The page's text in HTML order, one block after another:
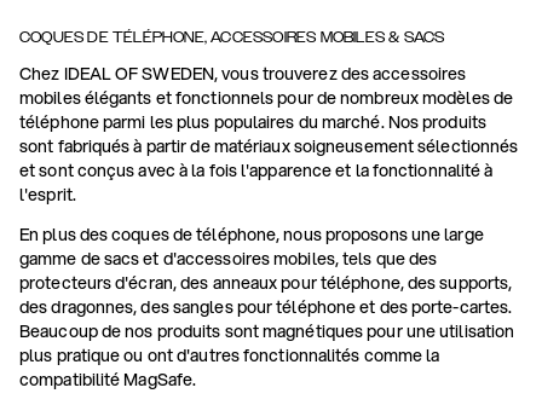
COQUES DE TÉLÉPHONE, ACCESSOIRES MOBILES & SACS
Chez IDEAL OF SWEDEN, vous trouverez des accessoires
mobiles élégants et fonctionnels pour de nombreux modèles de
téléphone parmi les plus populaires du marché. Nos produits
sont fabriqués à partir de matériaux soigneusement sélectionnés
et sont conçus avec à la fois l'apparence et la fonctionnalité à
l'esprit.
En plus des coques de téléphone, nous proposons une large
gamme de sacs et d'accessoires mobiles, tels que des
protecteurs d'écran, des anneaux pour téléphone, des supports,
des dragonnes, des sangles pour téléphone et des porte-cartes.
Beaucoup de nos produits sont magnétiques pour une utilisation
plus pratique ou ont d'autres fonctionnalités comme la
compatibilité MagSafe.